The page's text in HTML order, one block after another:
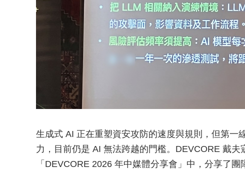
生成式 AI 正在重塑資安攻防的速度與規則，但第一
力，目前仍是 AI 無法跨越的門檻。DEVCORE 戴
「DEVCORE 2026 年中媒體分享會」中，分享了